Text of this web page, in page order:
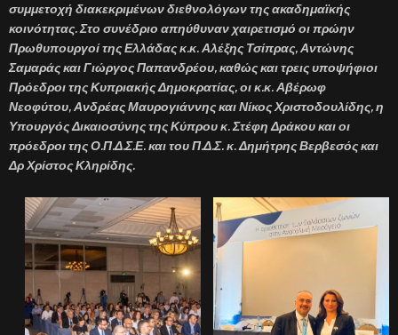
συμμετοχή διακεκριμένων διεθνολόγων της ακαδημαϊκής
κοινότητας. Στο συνέδριο απηύθυναν χαιρετισμό οι πρώην
Πρωθυπουργοί της Ελλάδας κ.κ. Αλέξης Τσίπρας, Αντώνης
Σαμαράς και Γιώργος Παπανδρέου, καθώς και τρεις υποψήφιοι
Πρόεδροι της Κυπριακής Δημοκρατίας, οι κ.κ. Αβέρωφ
Νεοφύτου, Ανδρέας Μαυρογιάννης και Νίκος Χριστοδουλίδης, η
Υπουργός Δικαιοσύνης της Κύπρου κ. Στέφη Δράκου και οι
πρόεδροι της Ο.Π.Δ.Σ.Ε. και του Π.Δ.Σ. κ. Δημήτρης Βερβεσός και
Δρ Χρίστος Κληρίδης.